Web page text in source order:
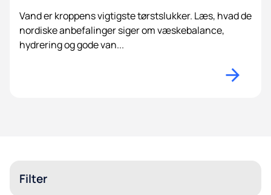
Vand er kroppens vigtigste tørstslukker. Læs, hvad de
nordiske anbefalinger siger om væskebalance,
hydrering og gode van...
Filter